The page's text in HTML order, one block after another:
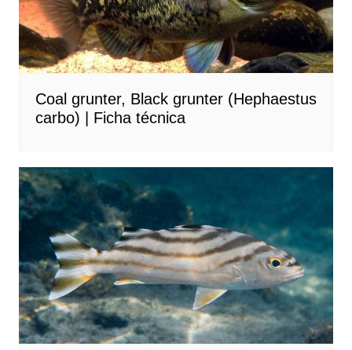
Coal grunter, Black grunter (Hephaestus
carbo) | Ficha técnica